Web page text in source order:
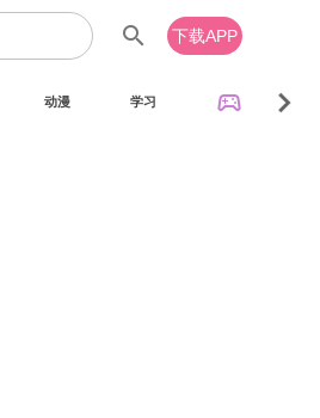
search 下载APP
动漫 学习 sports_esports chevron_right